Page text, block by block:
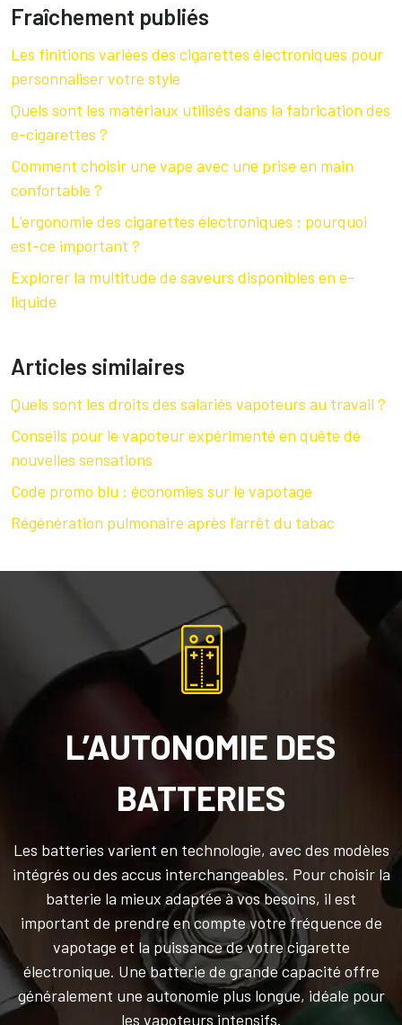
Fraîchement publiés
Les finitions variées des cigarettes électroniques pour
personnaliser votre style
Quels sont les matériaux utilisés dans la fabrication des
e-cigarettes ?
Comment choisir une vape avec une prise en main
confortable ?
L’ergonomie des cigarettes électroniques : pourquoi
est-ce important ?
Explorer la multitude de saveurs disponibles en e-
liquide
Articles similaires
Quels sont les droits des salariés vapoteurs au travail ?
Conseils pour le vapoteur expérimenté en quête de
nouvelles sensations
Code promo blu : économies sur le vapotage
Régénération pulmonaire après l’arrêt du tabac
L’AUTONOMIE DES
BATTERIES
Les batteries varient en technologie, avec des modèles
intégrés ou des accus interchangeables. Pour choisir la
batterie la mieux adaptée à vos besoins, il est
important de prendre en compte votre fréquence de
vapotage et la puissance de votre cigarette
électronique. Une batterie de grande capacité offre
généralement une autonomie plus longue, idéale pour
les vapoteurs intensifs.